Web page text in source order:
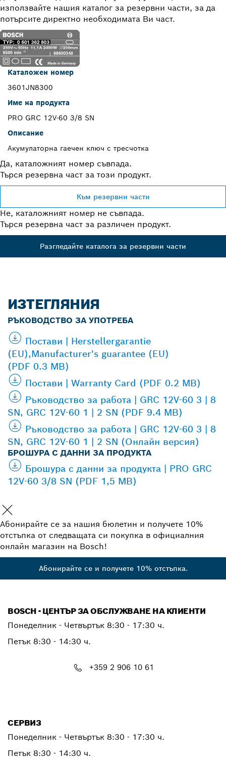
използвайте нашия каталог за резервни части, за да
потърсите директно необходимата Ви част.
Каталожен номер
3601JN8300
Име на продукта
PRO GRC 12V-60 3/8 SN
Описание
Акумулаторна гаечен ключ с тресчотка
Да, каталожният номер съвпада.
Търся резервна част за този продукт.
Към резервни части
Не, каталожният номер не съвпада.
Търся резервна част за различен продукт.
Разгледайте каталога за резервни части
ИЗТЕГЛЯНИЯ
РЪКОВОДСТВО ЗА УПОТРЕБА
Постави | Herstellergarantie
(EU),Manufacturer's guarantee (EU)
(PDF 0.3 MB)
Постави | Warranty Card (PDF 0.2 MB)
Ръководство за работа | GRC 12V-60 3 | 8
SN, GRC 12V-60 1 | 2 SN (PDF 9.4 MB)
Ръководство за работа | GRC 12V-60 3 | 8
SN, GRC 12V-60 1 | 2 SN (Онлайн версия)
БРОШУРА С ДАННИ ЗА ПРОДУКТА
Брошура с данни за продукта | PRO GRC
12V-60 3/8 SN (PDF 1,5 MB)
Абонирайте се за нашия бюлетин и получете 10%
отстъпка от следващата си покупка в официалния
онлайн магазин на Bosch!
Абонирайте се и получете 10% отстъпка.
BOSCH - ЦЕНТЪР ЗА ОБСЛУЖВАНЕ НА КЛИЕНТИ
Понеделник - Четвъртък 8:30 - 17:30 ч.
Петък 8:30 - 14:30 ч.
+359 2 906 10 61
СЕРВИЗ
Понеделник - Четвъртък 8:30 - 17:30 ч.
Петък 8:30 - 14:30 ч.